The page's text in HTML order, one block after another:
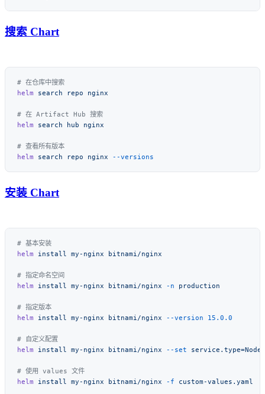
搜索 Chart
helm search repo
helm search hub
helm search repo nginx
安装 Chart
helm install my-nginx
helm install my-nginx bitnami/nginx -n
helm install my-nginx bitnami/nginx --version
helm install my-nginx bitnami/nginx --set
helm install my-nginx bitnami/nginx -f